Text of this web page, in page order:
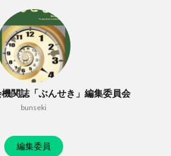
関誌「ぶんせき」編集委員会
bunseki
編集委員